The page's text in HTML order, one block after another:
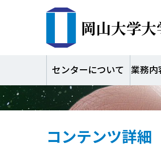
岡山大学
センターについて 業務内
つながりの
教育ライブ
コンテンツ詳細